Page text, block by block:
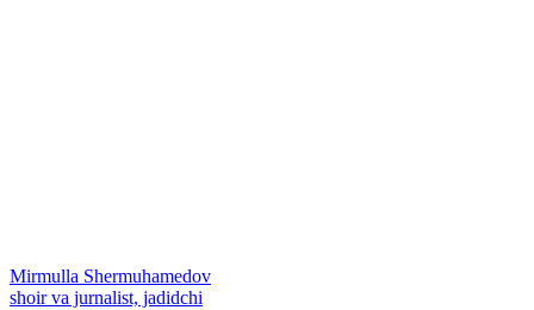
Mirmulla Shermuhamedov
shoir va jurnalist, jadidchi